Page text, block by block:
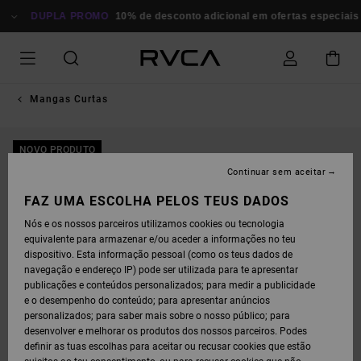
PARA
DUPLA PROMO 10% de desconto adicional em ofertas especiais
Mangas Curtas
NOVO PRODUTO
FAZ UMA ESCOLHA PELOS TEUS DADOS
Nós e os nossos parceiros utilizamos cookies ou tecnologia
equivalente para armazenar e/ou aceder a informações no teu
dispositivo. Esta informação pessoal (como os teus dados de
navegação e endereço IP) pode ser utilizada para te apresentar
publicações e conteúdos personalizados; para medir a publicidade
e o desempenho do conteúdo; para apresentar anúncios
personalizados; para saber mais sobre o nosso público; para
desenvolver e melhorar os produtos dos nossos parceiros. Podes
definir as tuas escolhas para aceitar ou recusar cookies que estão
Continuar sem aceitar